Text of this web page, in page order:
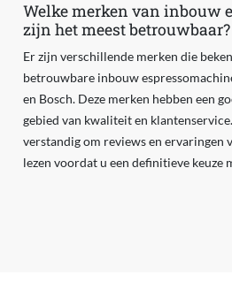
Welke merken van inbouw
zijn het meest betrouwbaar?
Er zijn verschillende merken die
betrouwbare inbouw
en Bosch. Deze merken hebben een
gebied van kwaliteit en
verstandig om reviews en ervaringen
lezen voordat u een definitieve keuze